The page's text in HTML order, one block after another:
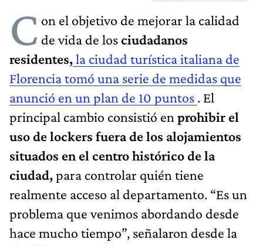
C on el objetivo de mejorar la calidad
de vida de losciudadanos
residentes,la ciudad turística italiana de
Florencia tomó una serie de medidas que
anunció en un plan de 10 puntos . El
principal cambio consistió en prohibir el
uso de lockers fuera de los alojamientos
situados en el centro histórico de la
ciudad,para controlar quién tiene
realmente acceso al departamento. “Es un
problema que venimos abordando desde
hace mucho tiempo”, señalaron desde la